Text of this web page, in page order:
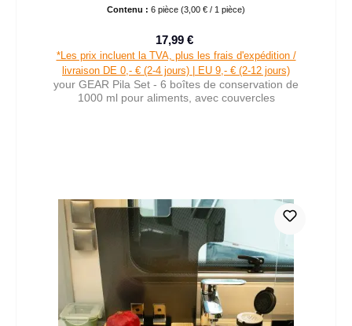
Contenu : 6 pièce (3,00 € / 1 pièce)
Prix de vente :
17,99 €
*Les prix incluent la TVA, plus les frais d'expédition /
livraison DE 0,- € (2-4 jours) | EU 9,- € (2-12 jours)
your GEAR Pila Set - 6 boîtes de conservation de
1000 ml pour aliments, avec couvercles